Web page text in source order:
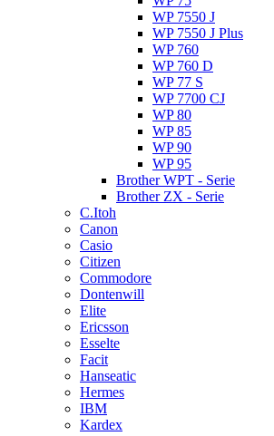
WP 7550 J
WP 7550 J Plus
WP 760
WP 760 D
WP 77 S
WP 7700 CJ
WP 80
WP 85
WP 90
WP 95
Brother WPT - Serie
Brother ZX - Serie
C.Itoh
Canon
Casio
Citizen
Commodore
Dontenwill
Elite
Ericsson
Esselte
Facit
Hanseatic
Hermes
IBM
Kardex